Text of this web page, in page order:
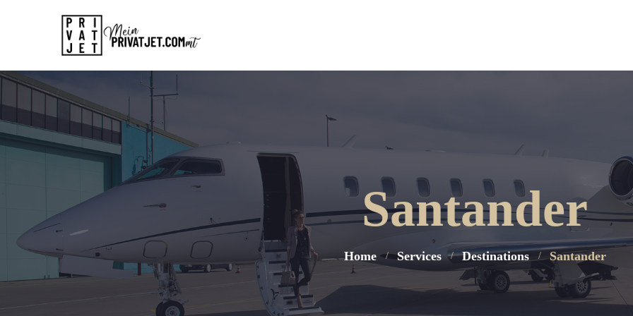
Santander
Home Services Destinations Santander